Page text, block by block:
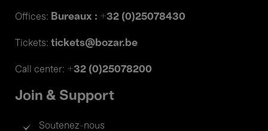
Offices: Bureaux : +32 (0)25078430
Tickets: tickets@bozar.be
Call center: +32 (0)25078200
Join & Support
Soutenez-nous